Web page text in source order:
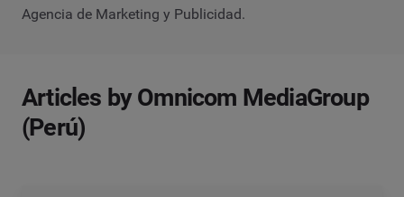
Agencia de Marketing y Publicidad.
Articles by Omnicom MediaGroup
(Perú)